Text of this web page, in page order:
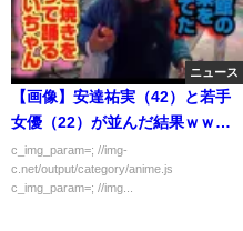
ニュース
【画像】安達祐実（42）と若手
女優（22）が並んだ結果ｗｗｗ
ｗｗ
c_img_param=; //img-
c.net/output/category/anime.js
c_img_param=; //img...